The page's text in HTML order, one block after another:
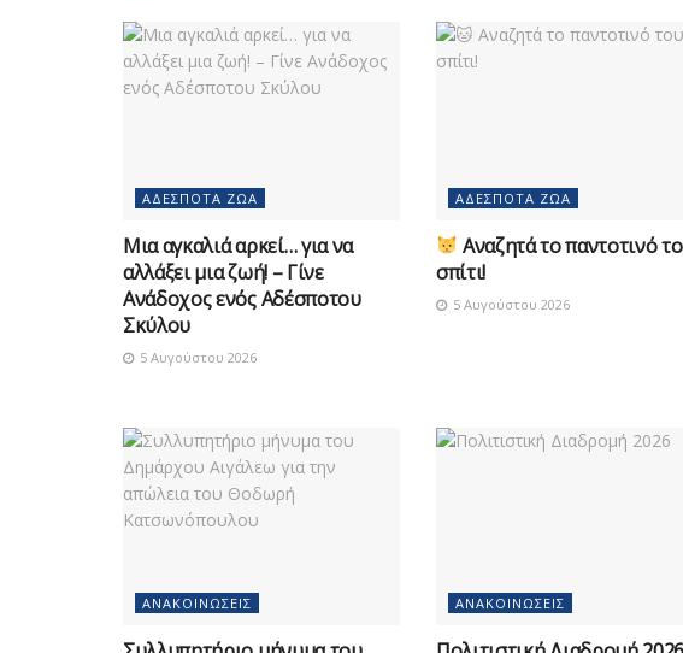
ΑΔΈΣΠΟΤΑ ΖΏΑ
Μια αγκαλιά αρκεί… για να
αλλάξει μια ζωή! – Γίνε
Ανάδοχος ενός Αδέσποτου
Σκύλου
5 Αυγούστου 2026
ΑΔΈΣΠΟΤΑ ΖΏΑ
Αναζητά το παντοτινό
σπίτι!
5 Αυγούστου 2026
ΑΝΑΚΟΙΝΏΣΕΙΣ ΑΝΑΚΟΙΝΏΣΕΙΣ